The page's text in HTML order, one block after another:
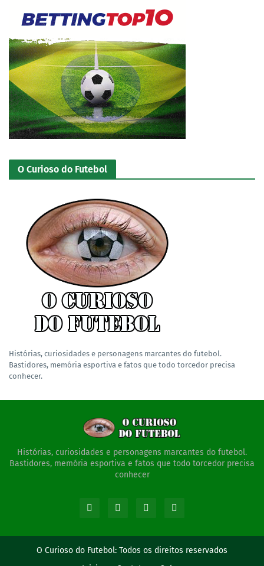
O Curioso do Futebol
Histórias, curiosidades e personagens marcantes do futebol.
Bastidores, memória esportiva e fatos que todo torcedor precisa
conhecer.
Histórias, curiosidades e personagens marcantes do futebol.
Bastidores, memória esportiva e fatos que todo torcedor precisa
conhecer
O Curioso do Futebol: Todos os direitos reservados